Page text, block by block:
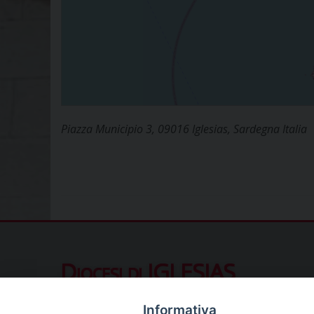
Piazza Municipio 3, 09016 Iglesias, Sardegna Italia
Diocesi di IGLESIAS
Piazza Municipio 10, 09016 Iglesias
Informativa